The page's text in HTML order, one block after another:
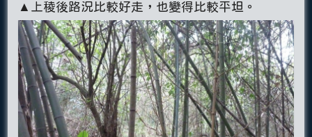
▲上稜後路況比較好走，也變得比較平坦。